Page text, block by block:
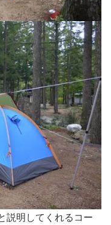
説明してくれるコー